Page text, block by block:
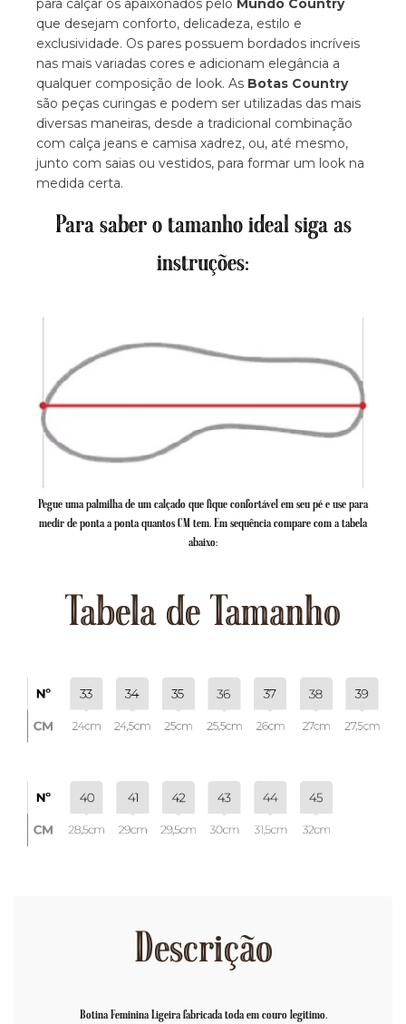
para calçar os apaixonados pelo Mundo Country
que desejam conforto, delicadeza, estilo e
exclusividade. Os pares possuem bordados incríveis
nas mais variadas cores e adicionam elegância a
qualquer composição de look. As Botas Country
são peças curingas e podem ser utilizadas das mais
diversas maneiras, desde a tradicional combinação
com calça jeans e camisa xadrez, ou, até mesmo,
junto com saias ou vestidos, para formar um look na
medida certa.
Para saber o tamanho ideal siga as
instruções:
Pegue uma palmilha de um calçado que fique confortável em seu pé e use para
medir de ponta a ponta quantos CM tem. Em sequência compare com a tabela
abaixo:
Tabela de Tamanho
Descrição
Botina Feminina Ligeira fabricada toda em couro legitimo.